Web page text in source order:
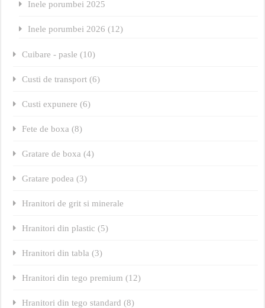
Inele porumbei 2025
Inele porumbei 2026 (12)
Cuibare - pasle (10)
Custi de transport (6)
Custi expunere (6)
Fete de boxa (8)
Gratare de boxa (4)
Gratare podea (3)
Hranitori de grit si minerale
Hranitori din plastic (5)
Hranitori din tabla (3)
Hranitori din tego premium (12)
Hranitori din tego standard (8)